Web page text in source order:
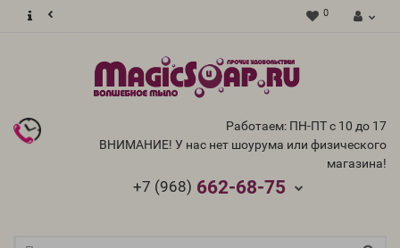
0
Работаем: ПН-ПТ с 10 до 17
ВНИМАНИЕ! У нас нет шоурума или физического
магазина!
+7 (968) 662-68-75